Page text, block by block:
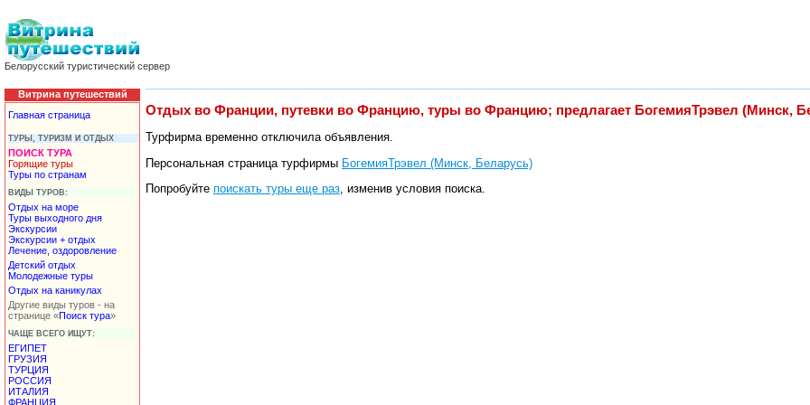
Белорусский туристический сервер
Витрина путешествий
Главная страница
ТУРЫ, ТУРИЗМ И ОТДЫХ
ПОИСК ТУРА
Горящие туры
Туры по странам
ВИДЫ ТУРОВ:
Отдых на море
Туры выходного дня
Экскурсии
Экскурсии + отдых
Лечение, оздоровление
Детский отдых
Молодежные туры
Отдых на каникулах
Другие виды туров - на
странице «Поиск тура»
ЧАЩЕ ВСЕГО ИЩУТ:
ЕГИПЕТ
ГРУЗИЯ
ТУРЦИЯ
РОССИЯ
ИТАЛИЯ
ФРАНЦИЯ
Отдых во Франции, путевки во Францию, туры во Францию; предлагает БогемияТрэвел (Минск,
Турфирма временно отключила объявления.
Персональная страница турфирмы БогемияТрэвел (Минск, Беларусь)
Попробуйте поискать туры еще раз , изменив условия поиска.